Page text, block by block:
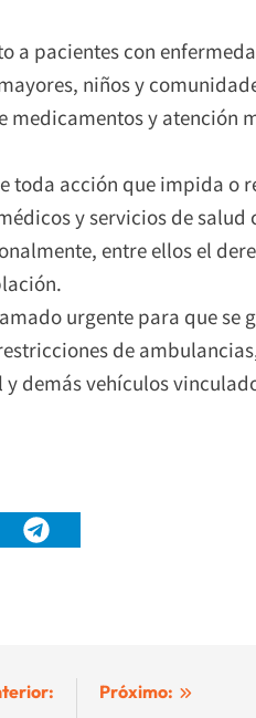
a pacientes con
niños y
y atención
toda acción que impida o
y servicios de
entre ellos el
urgente para que se
de
demás vehículos
Próximo: